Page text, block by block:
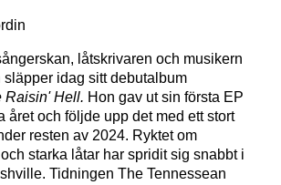
låtskrivaren och musikern
släpper idag sitt debutalbum
Raisin' Hell. Hon gav ut sin första EP
året och följde upp det med ett stort
resten av 2024. Ryktet om
starka låtar har spridit sig snabbt i
Tidningen The Tennessean